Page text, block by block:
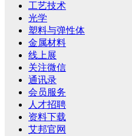
工艺技术
光学
塑料与弹性体
金属材料
线上展
关注微信
通讯录
会员服务
人才招聘
资料下载
艾邦官网